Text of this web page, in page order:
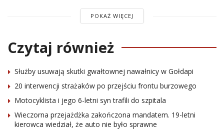
POKAŻ WIĘCEJ
Czytaj również
Służby usuwają skutki gwałtownej nawałnicy w Gołdapi
20 interwencji strażaków po przejściu frontu burzowego
Motocyklista i jego 6-letni syn trafili do szpitala
Wieczorna przejażdżka zakończona mandatem. 19-letni
kierowca wiedział, że auto nie było sprawne